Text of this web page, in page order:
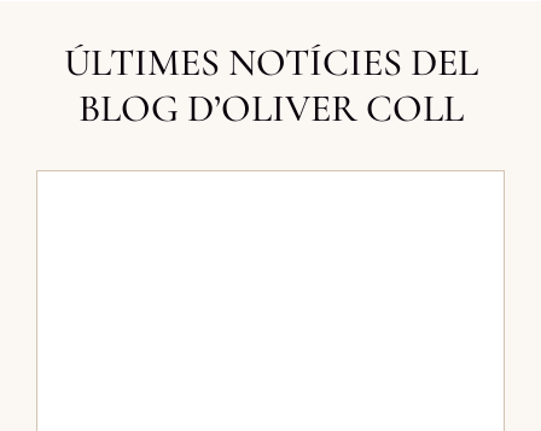
ÚLTIMES NOTÍCIES DEL
BLOG D’OLIVER COLL